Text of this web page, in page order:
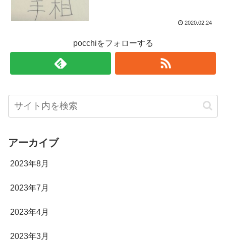
2020.02.24
pocchiをフォローする
アーカイブ
2023年8月
2023年7月
2023年4月
2023年3月